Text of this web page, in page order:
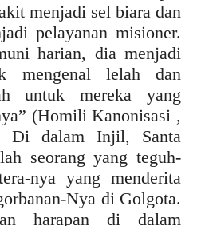
menjadi sel biara dan
pelayanan misioner.
harian, dia menjadi
mengenal lelah dan
untuk mereka yang
(Homili Kanonisasi ,
Di dalam Injil, Santa
seorang yang teguh-
nya yang menderita
Nya di Golgota.
harapan di dalam